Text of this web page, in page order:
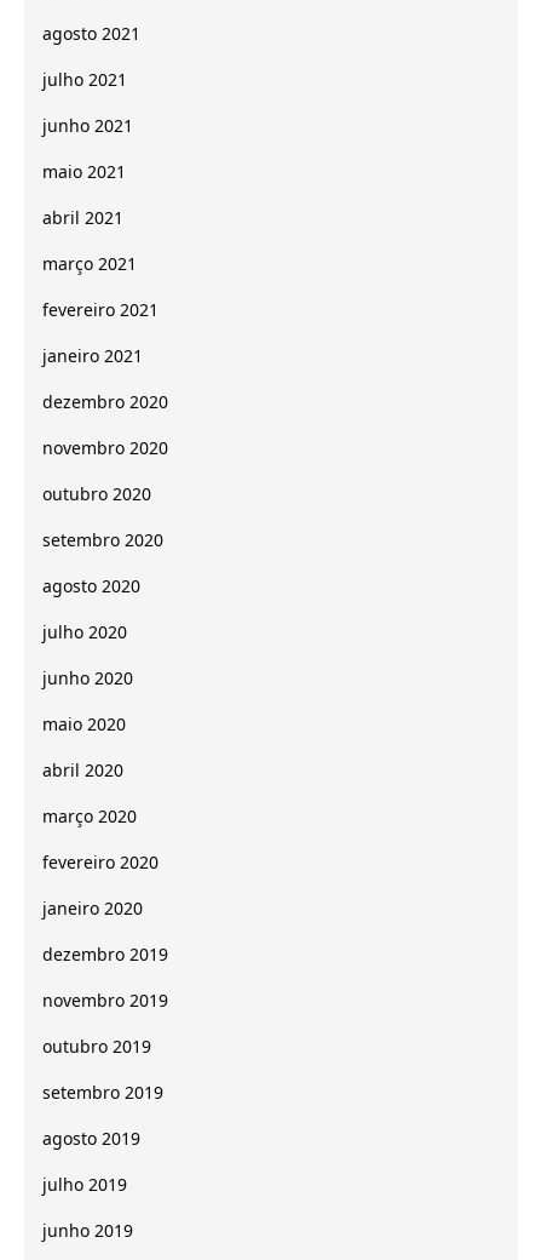
agosto 2021
julho 2021
junho 2021
maio 2021
abril 2021
março 2021
fevereiro 2021
janeiro 2021
dezembro 2020
novembro 2020
outubro 2020
setembro 2020
agosto 2020
julho 2020
junho 2020
maio 2020
abril 2020
março 2020
fevereiro 2020
janeiro 2020
dezembro 2019
novembro 2019
outubro 2019
setembro 2019
agosto 2019
julho 2019
junho 2019